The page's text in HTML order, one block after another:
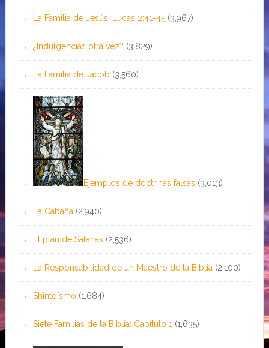
La Familia de Jesús: Lucas 2:41-45 (3,967)
¿Indulgencias otra vez? (3,829)
La Familia de Jacob (3,560)
Ejemplos de doctrinas falsas (3,013)
La Cabaña (2,940)
El plan de Satanás (2,536)
La Responsabilidad de un Maestro de la Biblia (2,100)
Shintoísmo (1,684)
Siete Familias de la Biblia: Capítulo 1 (1,635)